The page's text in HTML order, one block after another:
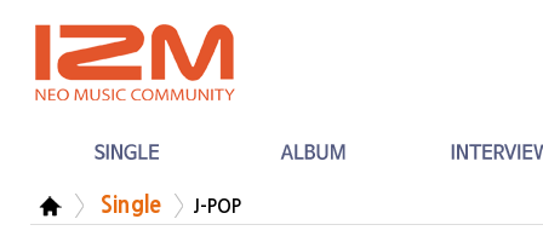
Single J-POP